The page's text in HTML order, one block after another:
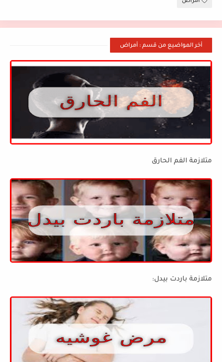
أخر المواضيع من قسم : أمراض
متلازمة الفم الحارق
متلازمة باردت بيدل: